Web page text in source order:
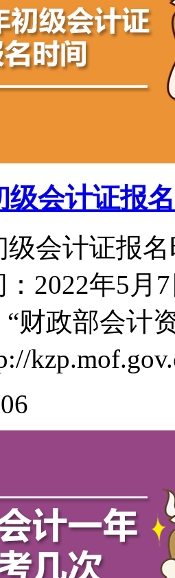
级会计证报
级会计证报
2022年5月
财政部会计